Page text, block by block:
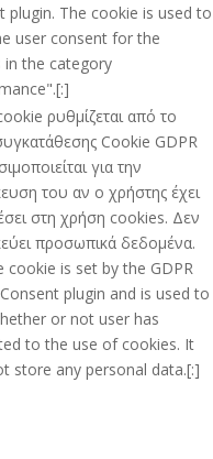
plugin. The cookie is used to
user consent for the
in the category
ρυθμίζεται από το
Cookie GDPR
για την
του αν ο χρήστης έχει
στη χρήση cookies. Δεν
προσωπικά δεδομένα.
cookie is set by the GDPR
plugin and is used to
or not user has
to the use of cookies. It
store any personal data.[:]